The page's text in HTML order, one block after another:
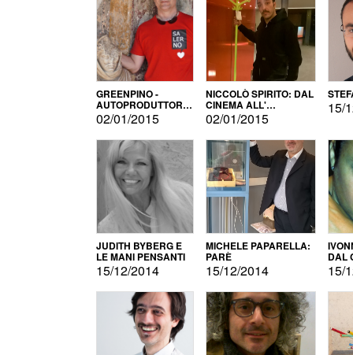
GREENPINO -
AUTOPRODUTTORE
PER AMORE
02/01/2015
NICCOLÒ SPIRITO: DAL
CINEMA ALL'
AUTOPRODUZIONE
02/01/2015
15/
JUDITH BYBERG E
LE MANI PENSANTI
15/12/2014
MICHELE PAPARELLA:
PARÈ
15/12/2014
DAL
15/